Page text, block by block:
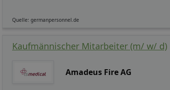
Quelle: germanpersonnel.de
Kaufmännischer Mitarbeiter (m/ w/ d)
Amadeus Fire AG